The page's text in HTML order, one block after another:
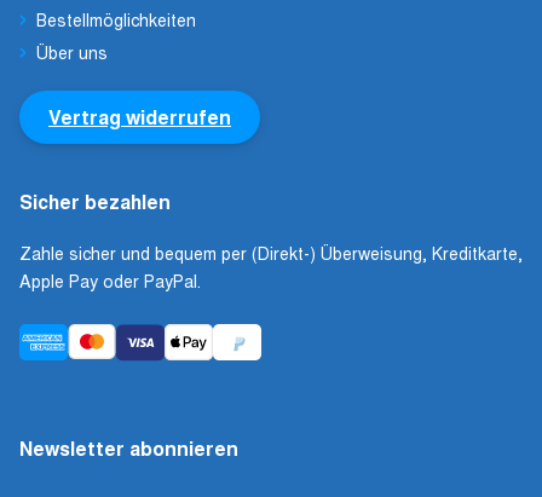
Bestellmöglichkeiten
Über uns
Vertrag widerrufen
Sicher bezahlen
Zahle sicher und bequem per (Direkt-) Überweisung, Kreditkarte,
Apple Pay oder PayPal.
Newsletter abonnieren